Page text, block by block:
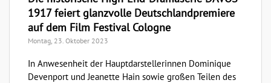
1917 feiert glanzvolle Deutschlandpremiere
auf dem Film Festival Cologne
Montag, 23. Oktober 2023
In Anwesenheit der Hauptdarstellerinnen Dominique
Devenport und Jeanette Hain sowie großen Teilen des